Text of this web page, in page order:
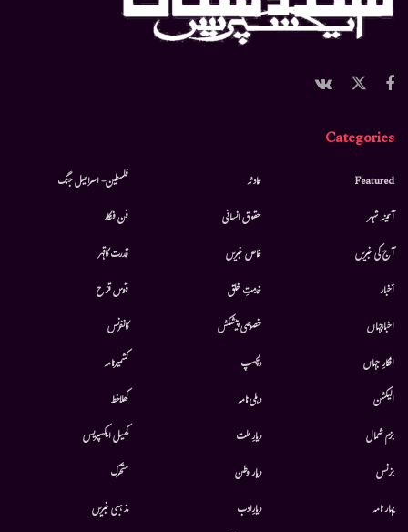
Categories
Featured
آئینہ شہر
آج کی خبریں
أخبار
اخبارجہاں
افکارِ جہاں
الیکشن
بزم شمال
بزنس
بہار نامہ
حادثہ
حقوق انسانی
خاص خبریں
خدمتِ خلق
خصوصی پیشکش
دلچسپ
دہلی نامہ
دیارِ ملت
دیار وطن
دیارِادب
فلسطین- اسرائیل جنگ
فن فنکار
قدرت کاقہر
قوس قزح
کانفرنس
کشمیرنامہ
کھلاخط
کھیل ایکسپریس
متحرك
مذہبی خبریں